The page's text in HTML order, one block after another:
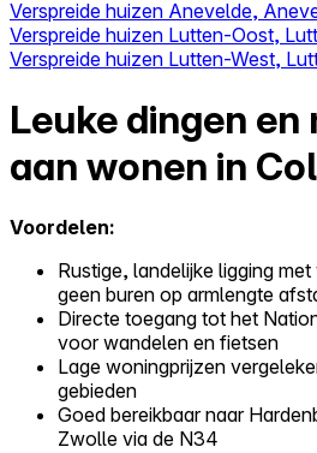
Verspreide huizen Anevelde,
Verspreide huizen Lutten-Oost,
Verspreide huizen Lutten-West,
Leuke dingen
aan wonen in
Voordelen:
Rustige, landelijke ligging
geen buren op armlengte
Directe toegang tot het
voor wandelen en fietsen
Lage woningprijzen
gebieden
Goed bereikbaar naar
Zwolle via de N34